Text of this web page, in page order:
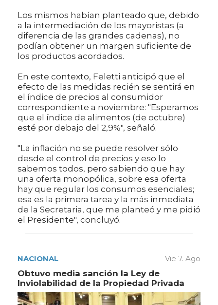
Los mismos habían planteado que, debido
a la intermediación de los mayoristas (a
diferencia de las grandes cadenas), no
podían obtener un margen suficiente de
los productos acordados.
En este contexto, Feletti anticipó que el
efecto de las medidas recién se sentirá en
el índice de precios al consumidor
correspondiente a noviembre: "Esperamos
que el índice de alimentos (de octubre)
esté por debajo del 2,9%", señaló.
"La inflación no se puede resolver sólo
desde el control de precios y eso lo
sabemos todos, pero sabiendo que hay
una oferta monopólica, sobre esa oferta
hay que regular los consumos esenciales;
esa es la primera tarea y la más inmediata
de la Secretaria, que me planteó y me pidió
el Presidente", concluyó.
NACIONAL Vie 7. Ago
Obtuvo media sanción la Ley de
Inviolabilidad de la Propiedad Privada